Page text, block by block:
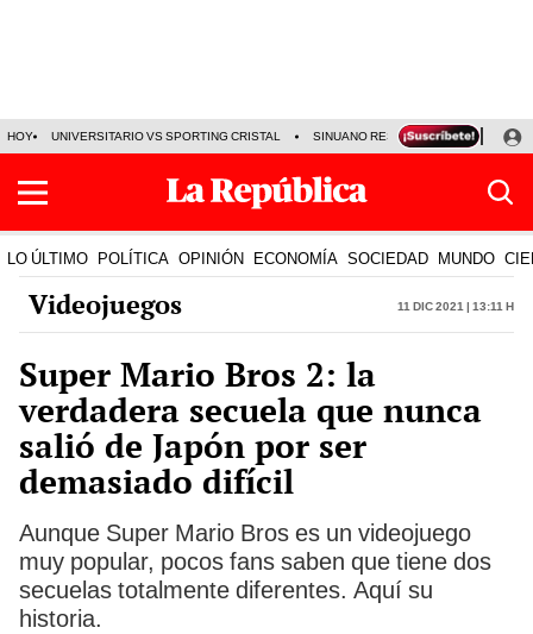
HOY UNIVERSITARIO VS SPORTING CRISTAL SINUANO RESULTADOS HOY
LO ÚLTIMO POLÍTICA OPINIÓN ECONOMÍA SOCIEDAD MUNDO
Videojuegos 11 Dic 2021 | 13:11 h
Super Mario Bros 2: la
verdadera secuela que nunca
salió de Japón por ser
demasiado difícil
Aunque Super Mario Bros es un videojuego
muy popular, pocos fans saben que tiene dos
secuelas totalmente diferentes. Aquí su
historia.